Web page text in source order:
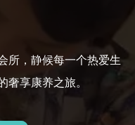
所，静候每一个热爱生
奢享康养之旅。